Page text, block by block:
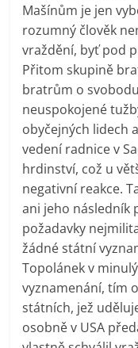
Mašínům je jen
rozumný člověk
vraždění, byť pod
Přitom skupině
bratrům o
neuspokojené
obyčejných lidech
vedení radnice v
hrdinství, což u
negativní reakce.
ani jeho následník
požadavky
žádné státní
Topolánek v
vyznamenání, tím
státních, jež
osobně v USA